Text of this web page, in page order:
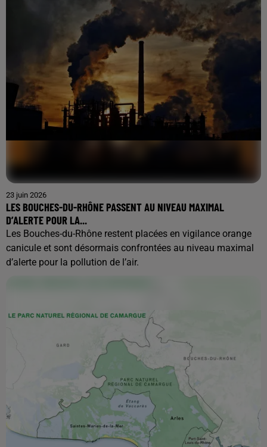
23 juin 2026
LES BOUCHES-DU-RHÔNE PASSENT AU NIVEAU MAXIMAL
D’ALERTE POUR LA...
Les Bouches-du-Rhône restent placées en vigilance orange
canicule et sont désormais confrontées au niveau maximal
d’alerte pour la pollution de l’air.